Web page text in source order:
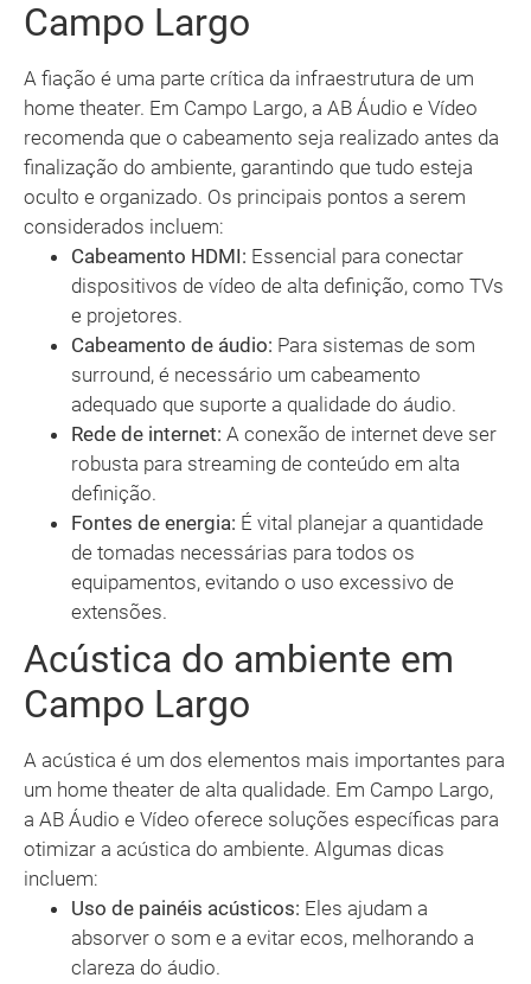
Campo Largo
A fiação é uma parte crítica da infraestrutura de um
home theater. Em Campo Largo, a AB Áudio e Vídeo
recomenda que o cabeamento seja realizado antes da
finalização do ambiente, garantindo que tudo esteja
oculto e organizado. Os principais pontos a serem
considerados incluem:
Cabeamento HDMI: Essencial para conectar
dispositivos de vídeo de alta definição, como TVs
e projetores.
Cabeamento de áudio: Para sistemas de som
surround, é necessário um cabeamento
adequado que suporte a qualidade do áudio.
Rede de internet: A conexão de internet deve ser
robusta para streaming de conteúdo em alta
definição.
Fontes de energia: É vital planejar a quantidade
de tomadas necessárias para todos os
equipamentos, evitando o uso excessivo de
extensões.
Acústica do ambiente em
Campo Largo
A acústica é um dos elementos mais importantes para
um home theater de alta qualidade. Em Campo Largo,
a AB Áudio e Vídeo oferece soluções específicas para
otimizar a acústica do ambiente. Algumas dicas
incluem:
Uso de painéis acústicos: Eles ajudam a
absorver o som e a evitar ecos, melhorando a
clareza do áudio.